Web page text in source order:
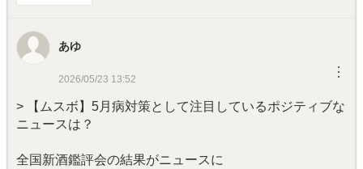
あゆ
2026/05/23 13:52 ︙
> 【ムスボ】5月病対策として注目しているポジティブな
ニュースは？
全国新酒鑑評会の結果がニュースに